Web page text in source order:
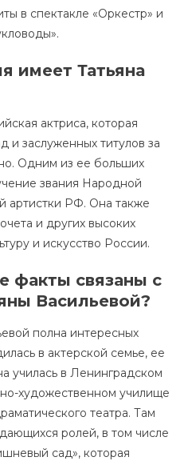
в спектакле «Оркестр» и
имеет Татьяна
актриса, которая
и заслуженных титулов за
Одним из ее больших
звания Народной
артистки РФ. Она также
и других высоких
и искусство России.
факты связаны с
Васильевой?
полна интересных
в актерской семье, ее
училась в Ленинградском
художественном училище
театра. Там
ролей, в том числе
сад», которая